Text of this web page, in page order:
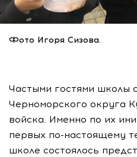
Фото Игоря Сизова.
Частыми гостями школы
Черноморского округа
войска. Именно по их
первых по-настоящему
школе состоялось